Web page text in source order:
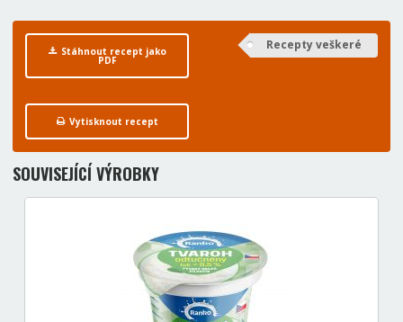
Stáhnout recept jako
PDF
Vytisknout recept
Recepty veškeré
SOUVISEJÍCÍ VÝROBKY